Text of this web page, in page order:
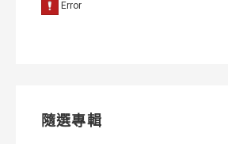
隨選專輯